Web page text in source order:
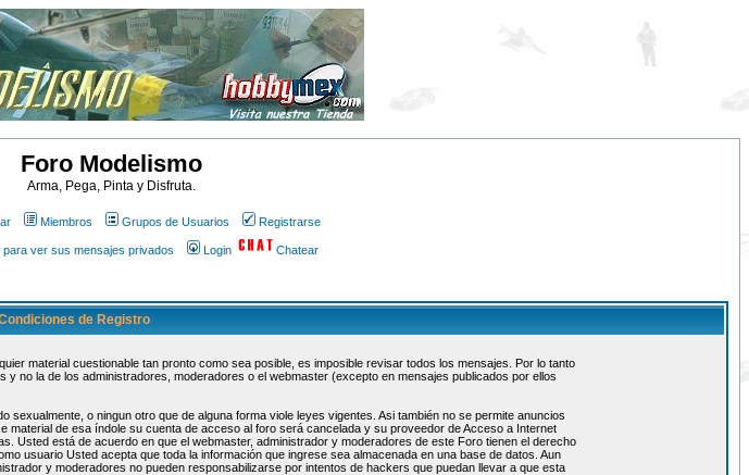
Foro Modelismo
Arma, Pega, Pinta y Disfruta.
Miembros Grupos de Usuarios Registrarse
para ver sus mensajes privados Login Chatear
de Registro
material cuestionable tan pronto como sea posible, es imposible revisar todos los mensajes. Por lo tanto
no la de los administradores, moderadores o el webmaster (excepto en mensajes publicados por ellos
o ningun otro que de alguna forma viole leyes vigentes. Asi también no se permite anuncios
de esa índole su cuenta de acceso al foro será cancelada y su proveedor de Acceso a Internet
Usted está de acuerdo en que el webmaster, administrador y moderadores de este Foro tienen el derecho
usuario Usted acepta que toda la información que ingrese sea almacenada en una base de datos. Aun
y moderadores no pueden responsabilizarse por intentos de hackers que puedan llevar a que esta